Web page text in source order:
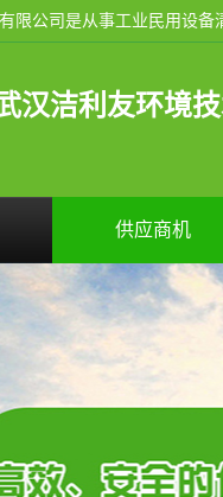
汉洁利友环境
供应商机